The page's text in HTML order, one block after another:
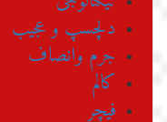
دلچسپ و عجیب
جرم وانصاف
کالم
فیچر